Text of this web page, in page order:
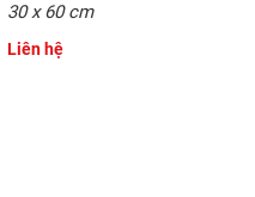
30 x 60 cm
Liên hệ